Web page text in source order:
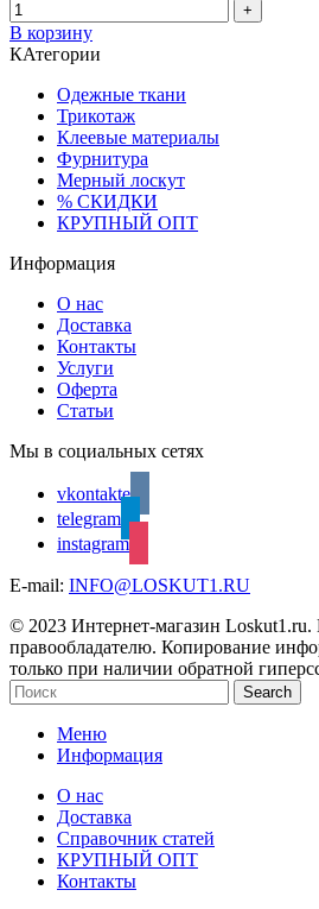
В корзину
КАтегории
Одежные ткани
Трикотаж
Клеевые материалы
Фурнитура
Мерный лоскут
% СКИДКИ
КРУПНЫЙ ОПТ
Информация
О нас
Доставка
Контакты
Услуги
Оферта
Статьи
Мы в социальных сетях
vkontakte
telegram
instagram
E-mail: INFO@LOSKUT1.RU
© 2023 Интернет-магазин Loskut1.ru.
правообладателю. Копирование
только при наличии обратной
Search
Меню
Информация
О нас
Доставка
Справочник статей
КРУПНЫЙ ОПТ
Контакты